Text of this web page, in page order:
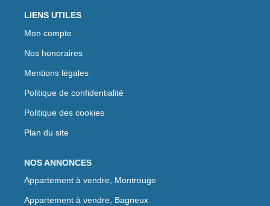
LIENS UTILES
Mon compte
Nos honoraires
Mentions légales
Politique de confidentialité
Politique des cookies
Plan du site
NOS ANNONCES
Appartement à vendre, Montrouge
Appartement à vendre, Bagneux